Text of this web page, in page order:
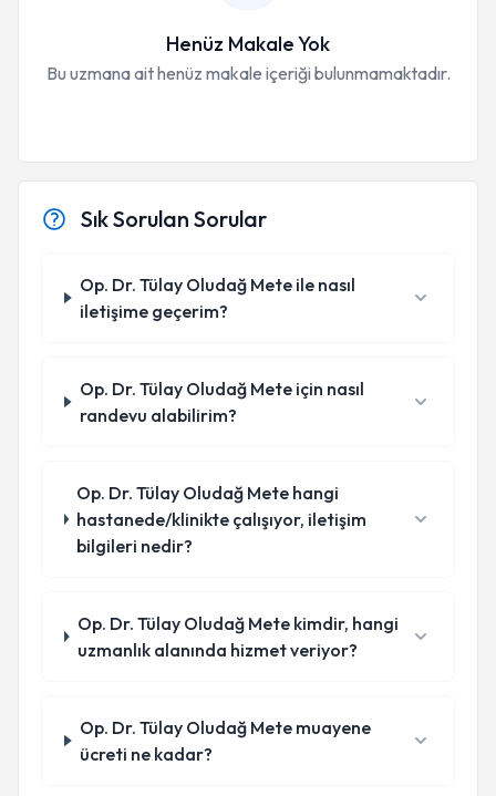
Henüz Makale Yok
Bu uzmana ait henüz makale içeriği bulunmamaktadır.
Sık Sorulan Sorular
Op. Dr. Tülay Oludağ Mete ile nasıl
iletişime geçerim?
Op. Dr. Tülay Oludağ Mete için nasıl
randevu alabilirim?
Op. Dr. Tülay Oludağ Mete hangi
hastanede/klinikte çalışıyor, iletişim
bilgileri nedir?
Op. Dr. Tülay Oludağ Mete kimdir, hangi
uzmanlık alanında hizmet veriyor?
Op. Dr. Tülay Oludağ Mete muayene
ücreti ne kadar?